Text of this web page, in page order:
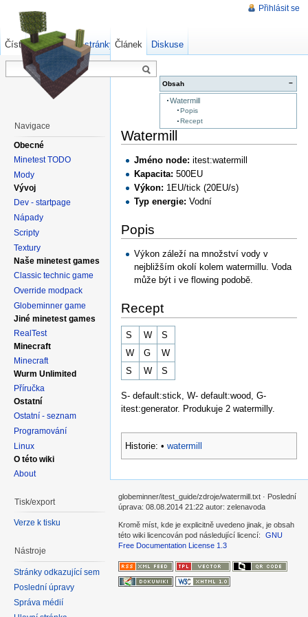
−
Obsah
Watermill
Popis
Recept
Watermill
Jméno node: itest:watermill
Kapacita: 500EU
Výkon: 1EU/tick (20EU/s)
Typ energie: Vodní
Popis
Výkon záleží na množství vody v
nejbližším okolí kolem watermillu. Voda
může být i ve flowing podobě.
Recept
S W
S
W
G
W
S
W S
S- default:stick, W- default:wood, G-
itest:generator. Produkuje 2 watermilly.
Historie: • watermill
Přihlásit se
Článek Diskuse
Číst Zdrojový kód stránky Starší verze
Navigace
Obecné
Minetest TODO
Mody
Vývoj
Dev - startpage
Nápady
Scripty
Textury
Naše minetest games
Classic technic game
Override modpack
Globeminner game
Jiné minetest games
RealTest
Minecraft
Minecraft
Wurm Unlimited
Příručka
Ostatní
Ostatní - seznam
Programování
Linux
O této wiki
About
Tisk/export
Verze k tisku
Nástroje
Stránky odkazující sem
Poslední úpravy
Správa médií
globeminner/itest_guide/zdroje/watermill.txt · Poslední
úprava: 08.08.2014 21:22 autor: zelenavoda
Kromě míst, kde je explicitně uvedeno jinak, je obsah
této wiki licencován pod následující licencí:
GNU
Free Documentation License 1.3